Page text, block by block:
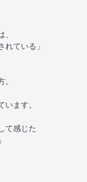
れている」
ます。
て感じた